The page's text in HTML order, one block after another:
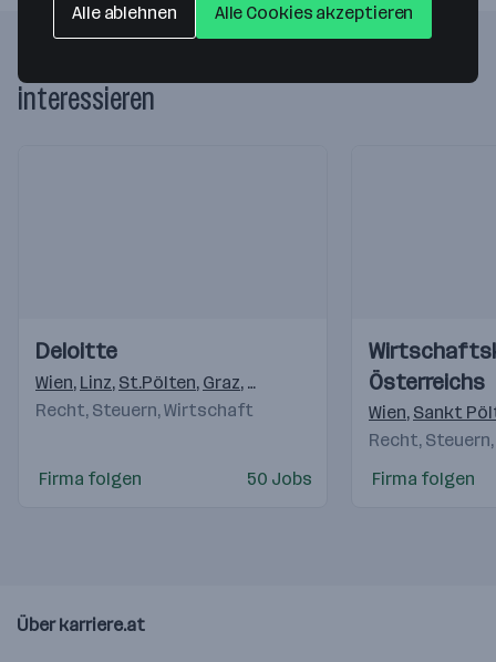
interessieren
Videos
Einblicke
Einblicke
Deloitte
Wien, Linz, St.Pölten, Graz, Salzburg Innsbruck,Imst,
Recht, Steuern, Wirtschaft
Firma folgen 50 Jobs
Videos
Einblicke
Einblicke
Österreichs
Wien, Sankt
Recht,
Firma folgen
Über karriere.at
Alle ablehnen Alle Cookies akzeptieren